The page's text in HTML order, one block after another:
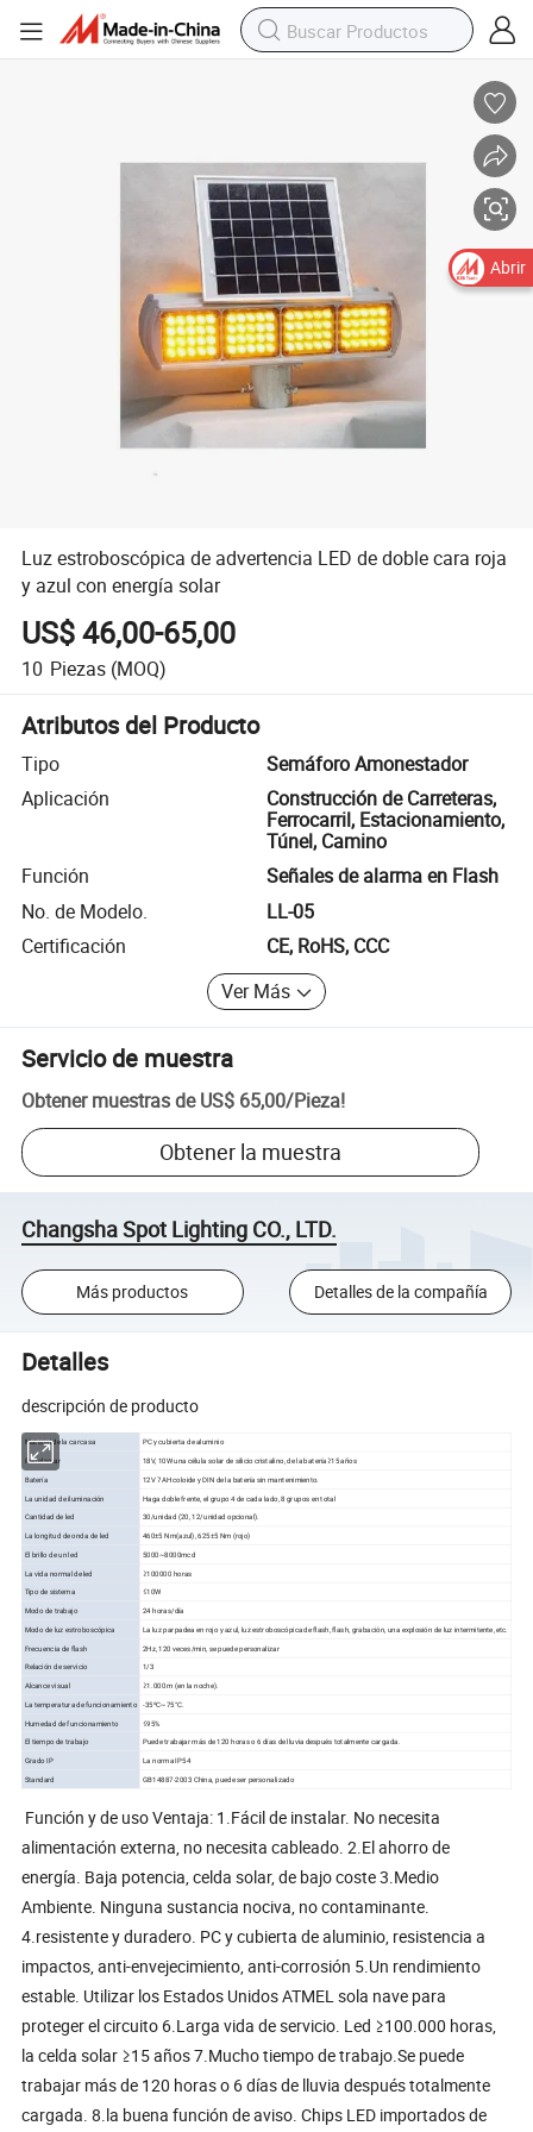
Luz estroboscópica de advertencia LED de doble cara roja
y azul con energía solar
US$ 46,00-65,00
10 Piezas (MOQ)
Atributos del Producto
Tipo
Semáforo Amonestador
Aplicación
Construcción de Carreteras,
Ferrocarril, Estacionamiento,
Túnel, Camino
Función
Señales de alarma en Flash
No. de Modelo.
LL-05
Certificación
CE, RoHS, CCC
Ver Más
Servicio de muestra
Obtener muestras de US$ 65,00/Pieza!
Obtener la muestra
Changsha Spot Lighting CO., LTD.
Más productos Detalles de la compañía
Detalles
descripción de producto
Material de la carcasa PC y cubierta de aluminio
Panel solar
18V, 10W una célula solar de silicio cristalino, de la batería≥15 años
Batería
12V 7AH coloide y DIN de la batería sin mantenimiento.
La unidad de iluminación
Haga doble frente, el grupo 4 de cada lado, 8 grupos en total
Cantidad de led
30/unidad (20, 12/unidad opcional).
La longitud de onda de led
460±5 Nm(azul), 625±5 Nm (rojo)
El brillo de un led
5000~8000mcd
La vida normal de led
≥100000 horas
Tipo de sistema
≤10W
Modo de trabajo
24 horas/día
Modo de luz estroboscópica
La luz parpadea en rojo y azul, luz estroboscópica de flash, flash, grabación, una explosión de luz intermitente, etc.
Frecuencia de flash
2Hz, 120 veces/min, se puede personalizar
Relación de servicio
1/3
Alcance visual
≥1.000 m (en la noche).
La temperatura de funcionamiento
-35ºC~75°C.
Humedad de funcionamiento
≤95%
El tiempo de trabajo
Puede trabajar más de 120 horas o 6 días de lluvia después totalmente cargada.
Grado IP
La norma IP54
Standard GB14887-2003 China, puede ser personalizado
Función y de uso Ventaja: 1.Fácil de instalar. No necesita
alimentación externa, no necesita cableado. 2.El ahorro de
energía. Baja potencia, celda solar, de bajo coste 3.Medio
Ambiente. Ninguna sustancia nociva, no contaminante.
4.resistente y duradero. PC y cubierta de aluminio, resistencia a
impactos, anti-envejecimiento, anti-corrosión 5.Un rendimiento
estable. Utilizar los Estados Unidos ATMEL sola nave para
proteger el circuito 6.Larga vida de servicio. Led ≥100.000 horas,
la celda solar ≥15 años 7.Mucho tiempo de trabajo.Se puede
trabajar más de 120 horas o 6 días de lluvia después totalmente
cargada. 8.la buena función de aviso. Chips LED importados de
Abrir